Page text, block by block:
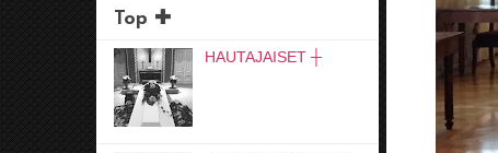
Top ✚
HAUTAJAISET ┼